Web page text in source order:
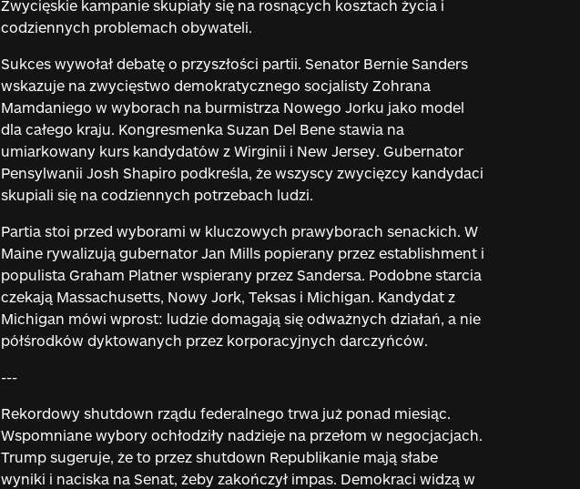
Zwycięskie kampanie skupiały się na rosnących kosztach życia i
codziennych problemach obywateli.
Sukces wywołał debatę o przyszłości partii. Senator Bernie Sanders
wskazuje na zwycięstwo demokratycznego socjalisty Zohrana
Mamdaniego w wyborach na burmistrza Nowego Jorku jako model
dla całego kraju. Kongresmenka Suzan Del Bene stawia na
umiarkowany kurs kandydatów z Wirginii i New Jersey. Gubernator
Pensylwanii Josh Shapiro podkreśla, że wszyscy zwycięzcy kandydaci
skupiali się na codziennych potrzebach ludzi.
Partia stoi przed wyborami w kluczowych prawyborach senackich. W
Maine rywalizują gubernator Jan Mills popierany przez establishment i
populista Graham Platner wspierany przez Sandersa. Podobne starcia
czekają Massachusetts, Nowy Jork, Teksas i Michigan. Kandydat z
Michigan mówi wprost: ludzie domagają się odważnych działań, a nie
półśrodków dyktowanych przez korporacyjnych darczyńców.
---
Rekordowy shutdown rządu federalnego trwa już ponad miesiąc.
Wspomniane wybory ochłodziły nadzieje na przełom w negocjacjach.
Trump sugeruje, że to przez shutdown Republikanie mają słabe
wyniki i naciska na Senat, żeby zakończył impas. Demokraci widzą w